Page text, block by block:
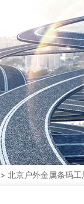
> 北京户外金属条码工